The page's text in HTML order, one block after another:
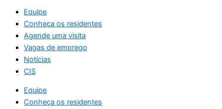
Equipe
Conheça os residentes
Agende uma visita
Vagas de emprego
Notícias
CIS
Equipe
Conheça os residentes